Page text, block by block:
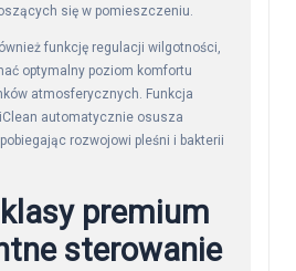
się w pomieszczeniu.
funkcję regulacji wilgotności,
optymalny poziom komfortu
atmosferycznych. Funkcja
automatycznie osusza
rozwojowi pleśni i bakterii
premium
sterowanie